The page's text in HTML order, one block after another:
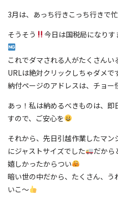
3月は、あっち行きこっち行きで
そうそう
今日は国税局になり
これでダマされる人がたくさんい
URLは絶対クリックしちゃダメで
納付ページのアドレスは、チョー
あっ！私は納めるべきものは、
すので、ご安心を
それから、先日引越作業したマ
にジャストサイズでした
だから
嬉しかったからつい
暗い世の中だから、たくさん、う
いこ〜